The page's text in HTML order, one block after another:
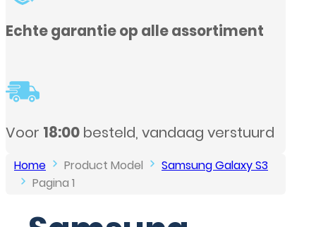
assortiment
verstuurd
Home Product Model
Samsung Galaxy S3
Pagina 1